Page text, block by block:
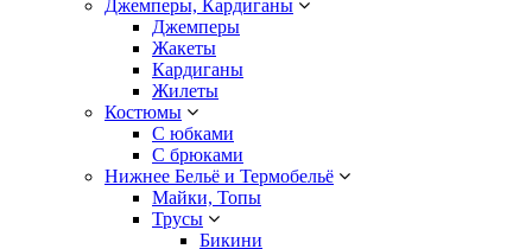
Джемперы, Кардиганы
Джемперы
Жакеты
Кардиганы
Жилеты
Костюмы
С юбками
С брюками
Нижнее Бельё и Термобельё
Майки, Топы
Трусы
Бикини